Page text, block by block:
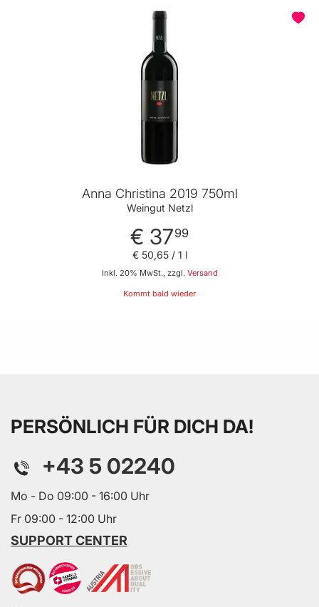
Anna Christina 2019 750ml
Weingut Netzl
€ 3799
Inkl. 20% MwSt., zzgl. Versand
€ 50,65/ 1 l
Kommt bald wieder
PERSÖNLICH FÜR DICH DA!
+43 5 02240
Mo - Do 09:00 - 16:00 Uhr
Fr 09:00 - 12:00 Uhr
SUPPORT CENTER